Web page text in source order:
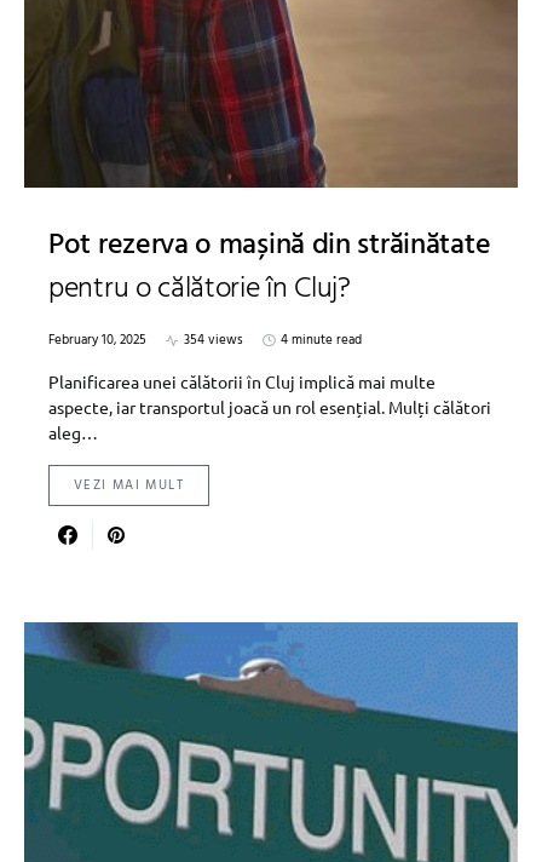
Pot rezerva o mașină din străinătate
pentru o călătorie în Cluj?
February 10, 2025 354 views
4 minute read
Planificarea unei călătorii în Cluj implică mai multe
aspecte, iar transportul joacă un rol esențial. Mulți călători
aleg…
VEZI MAI MULT